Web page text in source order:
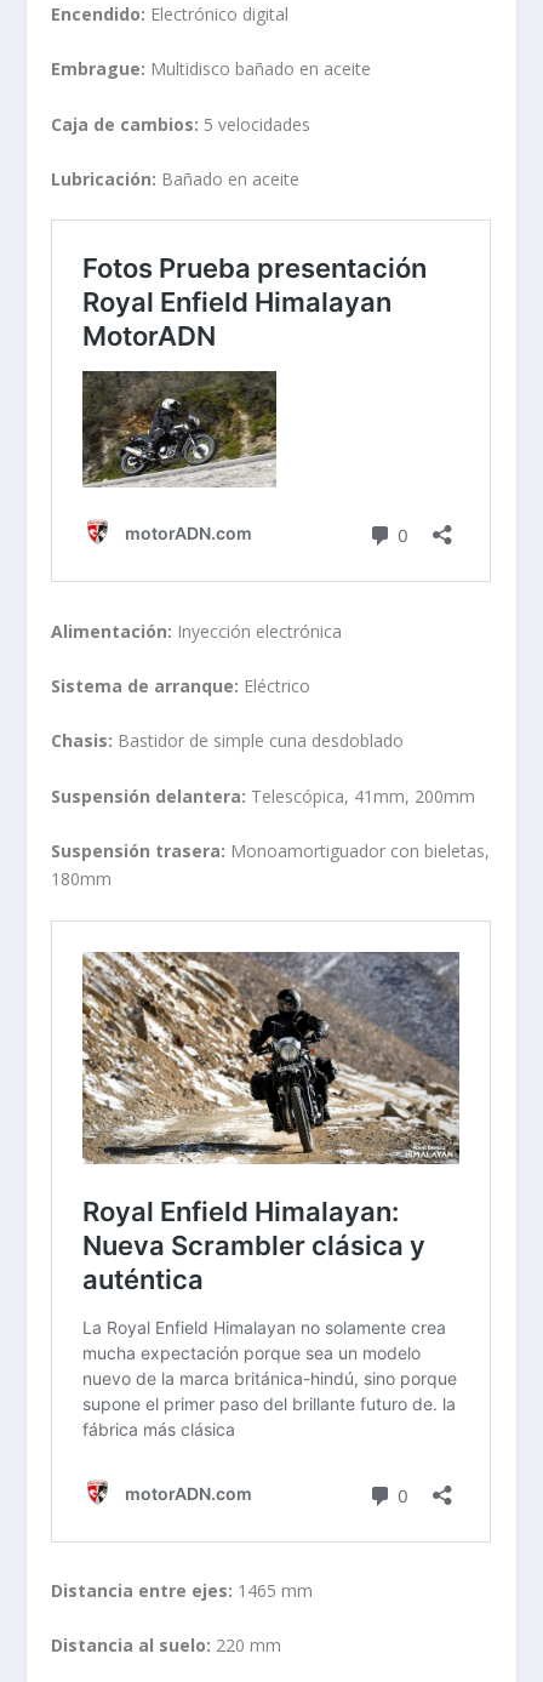
Encendido: Electrónico digital
Embrague: Multidisco bañado en aceite
Caja de cambios: 5 velocidades
Lubricación: Bañado en aceite
Alimentación: Inyección electrónica
Sistema de arranque: Eléctrico
Chasis: Bastidor de simple cuna desdoblado
Suspensión delantera: Telescópica, 41mm, 200mm
Suspensión trasera: Monoamortiguador con bieletas,
180mm
Distancia entre ejes: 1465 mm
Distancia al suelo: 220 mm